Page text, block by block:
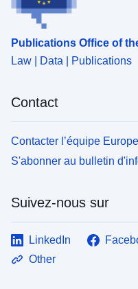
Publications Office of
Law | Data | Publications
Contact
Contacter l’équipe
S'abonner au bulletin
Suivez-nous sur
LinkedIn
Other